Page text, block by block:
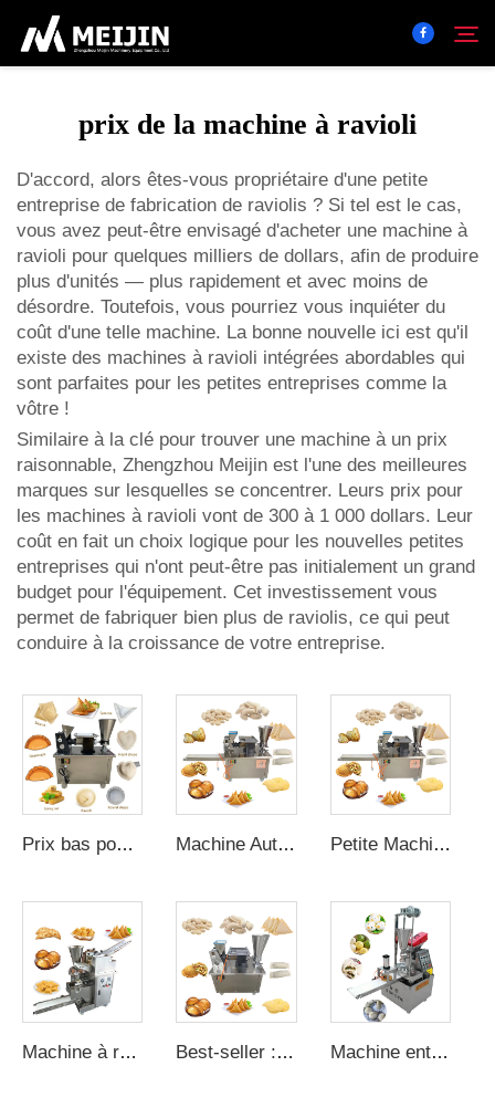
Entreprise
Solution
Centre De Produits
Service
Contact
prix de la machine à ravioli
D'accord, alors êtes-vous propriétaire d'une petite
entreprise de fabrication de raviolis ? Si tel est le cas,
vous avez peut-être envisagé d'acheter une machine à
ravioli pour quelques milliers de dollars, afin de produire
plus d'unités — plus rapidement et avec moins de
désordre. Toutefois, vous pourriez vous inquiéter du
coût d'une telle machine. La bonne nouvelle ici est qu'il
existe des machines à ravioli intégrées abordables qui
sont parfaites pour les petites entreprises comme la
vôtre !
Similaire à la clé pour trouver une machine à un prix
raisonnable, Zhengzhou Meijin est l'une des meilleures
marques sur lesquelles se concentrer. Leurs prix pour
les machines à ravioli vont de 300 à 1 000 dollars. Leur
coût en fait un choix logique pour les nouvelles petites
entreprises qui n'ont peut-être pas initialement un grand
budget pour l'équipement. Cet investissement vous
permet de fabriquer bien plus de raviolis, ce qui peut
conduire à la croissance de votre entreprise.
Prix bas pour machine commerciale de type 80 pour faire des samosas au Pakistan en vente Machine Automatique de Petite Taille Vendue au Chaud, 4800 Pièces/H, Usine Fournit Machine Automatique de Production de Pâte à Ravioli de 20 000 Pièces/H Petite Machine à Ravioli Très Vendue, Bonne Qualité Machine Fabricante de Ravioli, Fournie par l'Usine Machine de Production de Ravioli
Machine à ravioli très demandée, Fabrique de machines de production de ravioli, Machine industrielle à grande capacité pour ravioli Best-seller : Machine à samosas et ravioli, Fabrique de machines automatiques à gyoza, Machine pour faire des ravioli à la maison Machine entièrement automatique pour fabriquer des pains vapeur carrés momo dans une machine à ravioli